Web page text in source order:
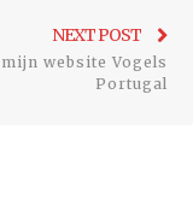
NEXT POST
website Vogels
Portugal